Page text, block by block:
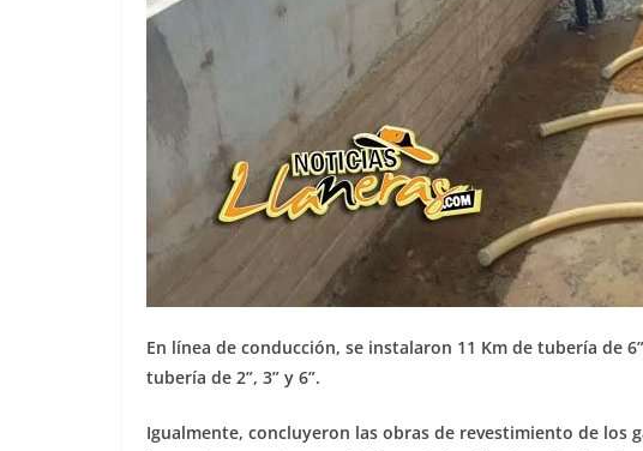
En línea de conducción, se instalaron 11 Km de tubería de
tubería de 2”, 3” y 6”.
Igualmente, concluyeron las obras de revestimiento de los